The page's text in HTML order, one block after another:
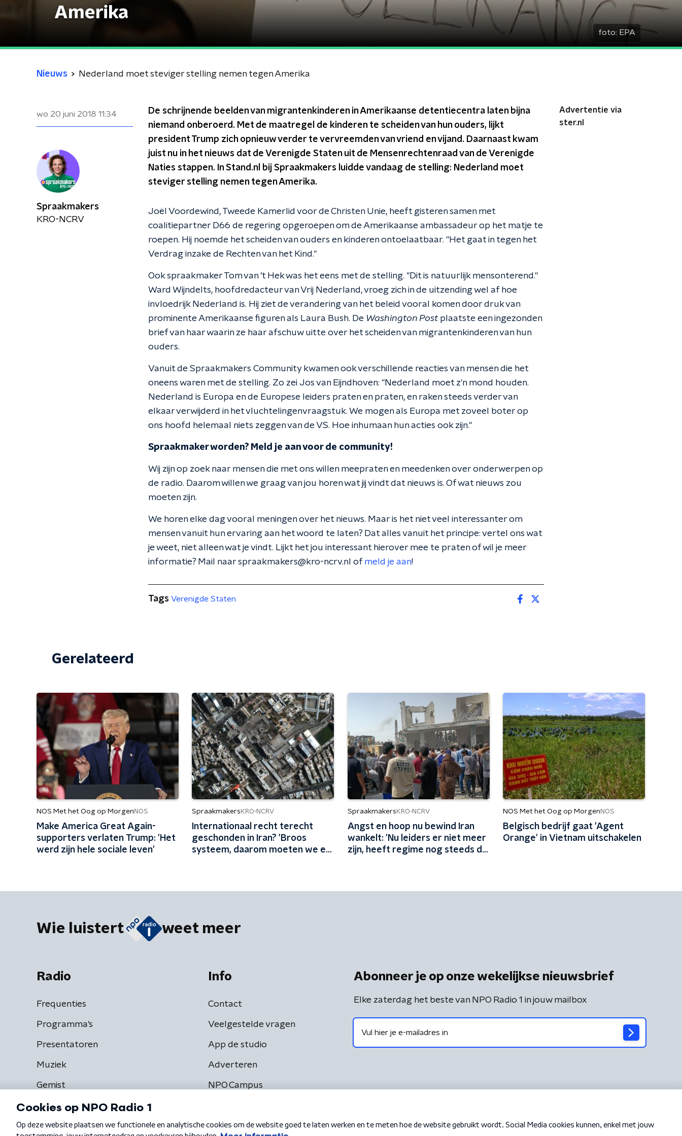
Amerika
foto: EPA
Nieuws Nederland moet steviger stelling nemen tegen Amerika
wo 20 juni 2018 11:34
De schrijnende beelden van migrantenkinderen in Amerikaanse detentiecentra laten bijna
niemand onberoerd. Met de maatregel de kinderen te scheiden van hun ouders, lijkt
president Trump zich opnieuw verder te vervreemden van vriend en vijand. Daarnaast kwam
juist nu in het nieuws dat de Verenigde Staten uit de Mensenrechtenraad van de Verenigde
Naties stappen. In Stand.nl bij Spraakmakers luidde vandaag de stelling: Nederland moet
steviger stelling nemen tegen Amerika.
Joël Voordewind, Tweede Kamerlid voor de Christen Unie, heeft gisteren samen met
coalitiepartner D66 de regering opgeroepen om de Amerikaanse ambassadeur op het matje te
roepen. Hij noemde het scheiden van ouders en kinderen ontoelaatbaar. "Het gaat in tegen het
Verdrag inzake de Rechten van het Kind."
Ook spraakmaker Tom van ’t Hek was het eens met de stelling. "Dit is natuurlijk mensonterend."
Ward Wijndelts, hoofdredacteur van Vrij Nederland, vroeg zich in de uitzending wel af hoe
invloedrijk Nederland is. Hij ziet de verandering van het beleid vooral komen door druk van
prominente Amerikaanse figuren als Laura Bush. De Washington Postplaatste een ingezonden
brief van haar waarin ze haar afschuw uitte over het scheiden van migrantenkinderen van hun
ouders.
Vanuit de Spraakmakers Community kwamen ook verschillende reacties van mensen die het
oneens waren met de stelling. Zo zei Jos van Eijndhoven: "Nederland moet z'n mond houden.
Nederland is Europa en de Europese leiders praten en praten, en raken steeds verder van
elkaar verwijderd in het vluchtelingenvraagstuk. We mogen als Europa met zoveel boter op
ons hoofd helemaal niets zeggen van de VS. Hoe inhumaan hun acties ook zijn."
Spraakmaker worden? Meld je aan voor de community!
Wij zijn op zoek naar mensen die met ons willen meepraten en meedenken over onderwerpen op
de radio. Daarom willen we graag van jou horen wat jij vindt dat nieuws is. Of wat nieuws zou
moeten zijn.
We horen elke dag vooral meningen over het nieuws. Maar is het niet veel interessanter om
mensen vanuit hun ervaring aan het woord te laten? Dat alles vanuit het principe: vertel ons wat
je weet, niet alleen wat je vindt. Lijkt het jou interessant hierover mee te praten of wil je meer
informatie? Mail naar spraakmakers@kro-ncrv.nl of meld je aan!
Advertentie via
ster.nl
Spraakmakers
KRO-NCRV
Tags Verenigde Staten
Gerelateerd
NOS Met het Oog op Morgen NOS
Make America Great Again-
supporters verlaten Trump: 'Het
werd zijn hele sociale leven'
Spraakmakers KRO-NCRV
Internationaal recht terecht
geschonden in Iran? 'Broos
systeem, daarom moeten we er
Spraakmakers KRO-NCRV
Angst en hoop nu bewind Iran
wankelt: 'Nu leiders er niet meer
zijn, heeft regime nog steeds de
NOS Met het Oog op Morgen NOS
Belgisch bedrijf gaat 'Agent
Orange' in Vietnam uitschakelen
Wie luistert weet meer
Radio
Frequenties
Programma's
Presentatoren
Muziek
Gemist
Info
Contact
Veelgestelde vragen
App de studio
Adverteren
NPO Campus
Abonneer je op onze wekelijkse nieuwsbrief
Elke zaterdag het beste van NPO Radio 1 in jouw mailbox